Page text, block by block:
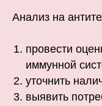
Анализ на
провести
иммунной
уточнить
выявить